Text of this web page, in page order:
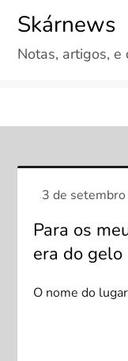
content
Skárnews
Notas, artigos, e
Para os
era do gelo
O nome do